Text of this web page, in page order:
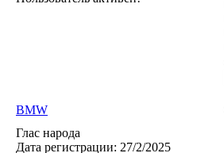
BMW
Глас народа
Дата регистрации: 27/2/2025